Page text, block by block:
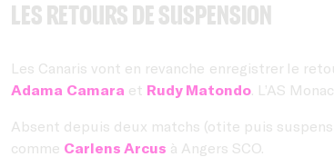
Les retours de suspension
Les Canaris vont en revanche enregistrer le
Adama Camara et Rudy Matondo. L’AS
Absent depuis deux matchs (otite puis
comme Carlens Arcus à Angers SCO.